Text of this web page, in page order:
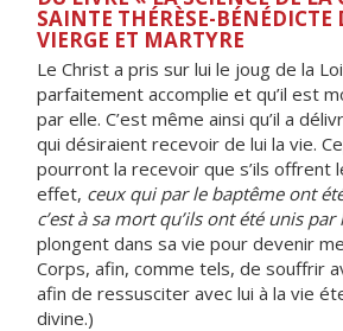
SAINTE THÉRÈSE-BÉNÉDICTE
VIERGE ET MARTYRE
Le Christ a pris sur lui le joug de la Loi
parfaitement accomplie et qu’il est
par elle. C’est même ainsi qu’il a
qui désiraient recevoir de lui la vie.
pourront la recevoir que s’ils offrent
effet, ceux qui par le baptême ont
c’est à sa mort qu’ils ont été unis par
plongent dans sa vie pour devenir
Corps, afin, comme tels, de souffrir
afin de ressusciter avec lui à la vie
divine.)